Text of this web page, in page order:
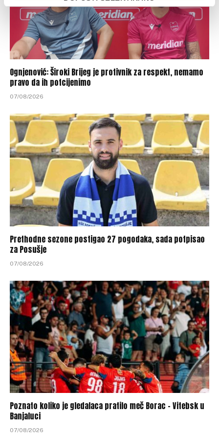
Ognjenović: Široki Brijeg je protivnik za respekt, nemamo
pravo da ih potcijenimo
07/08/2026
Prethodne sezone postigao 27 pogodaka, sada potpisao
za Posušje
07/08/2026
Poznato koliko je gledalaca pratilo meč Borac – Vitebsk u
Banjaluci
07/08/2026